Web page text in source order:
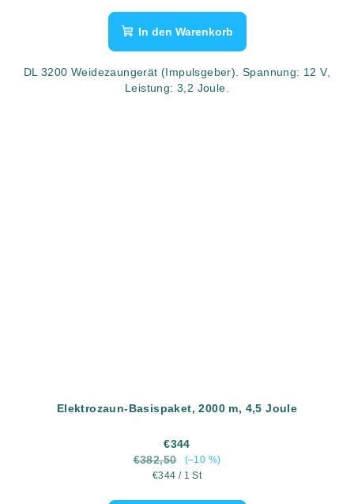
In den Warenkorb
DL 3200 Weidezaungerät (Impulsgeber). Spannung: 12 V,
Leistung: 3,2 Joule.
Elektrozaun-Basispaket, 2000 m, 4,5 Joule
€344
€382,50
(–10 %)
Verkaufspreis:
€344 / 1 St